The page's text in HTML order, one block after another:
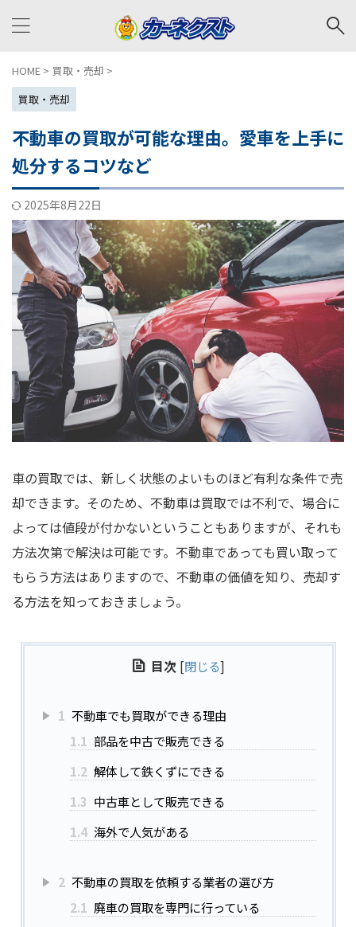
HOME > 買取・売却 >
買取・売却
不動車の買取が可能な理由。愛車を上手に
処分するコツなど
2025年8月22日
車の買取では、新しく状態のよいものほど有利な条件で売
却できます。そのため、不動車は買取では不利で、場合に
よっては値段が付かないということもありますが、それも
方法次第で解決は可能です。不動車であっても買い取って
もらう方法はありますので、不動車の価値を知り、売却す
る方法を知っておきましょう。
目次 [閉じる]
1 不動車でも買取ができる理由
1.1 部品を中古で販売できる
1.2 解体して鉄くずにできる
1.3 中古車として販売できる
1.4 海外で人気がある
2 不動車の買取を依頼する業者の選び方
2.1 廃車の買取を専門に行っている